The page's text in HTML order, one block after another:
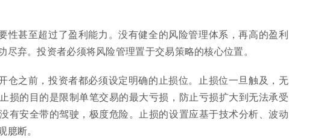
性甚至超过了盈利能力。没有健全的风险管理体系，再高的盈利
弃。投资者必须将风险管理置于交易策略的核心位置。
仓之前，投资者都必须设定明确的止损位。止损位一旦触及，无
损的目的是限制单笔交易的最大亏损，防止亏损扩大到无法承受
有安全带的驾驶，极度危险。止损的设置应基于技术分析、波动
断。